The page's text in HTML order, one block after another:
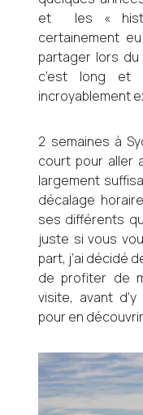
et les «
certainement
partager lors du
c’est long et
incroyablement
2 semaines à
court pour aller
largement
décalage
ses différents
juste si vous
part, j’ai décidé
de profiter de
visite, avant
pour en